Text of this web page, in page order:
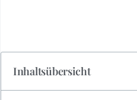
Inhaltsübersicht